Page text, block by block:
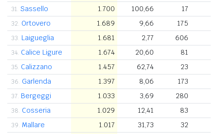
31. Sassello 1.700 100,66 17
32. Ortovero 1.689 9,66 175
33. Laigueglia 1.681 2,77 606
34. Calice Ligure 1.674 20,60 81
35. Calizzano 1.457 62,74 23
36. Garlenda 1.397 8,06 173
37. Bergeggi 1.033 3,69 280
38. Cosseria 1.029 12,41 83
39. Mallare 1.017 31,73 32